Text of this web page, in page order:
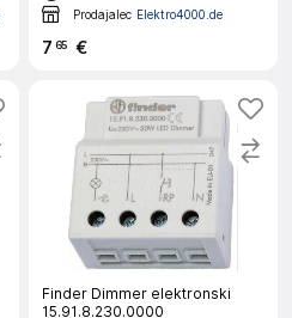
Prodajalec Elektro4000.de
7 65 €
Finder Dimmer elektronski
15.91.8.230.0000